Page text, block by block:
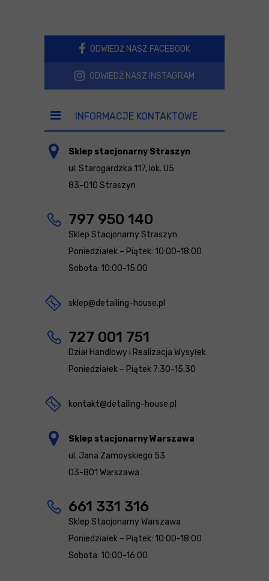
ODWIEDŹ NASZ FACEBOOK
ODWIEDŹ NASZ INSTAGRAM
INFORMACJE KONTAKTOWE
Sklep stacjonarny Straszyn
ul. Starogardzka 117, lok. U5
83-010 Straszyn
797 950 140
Sklep Stacjonarny Straszyn
Poniedziałek – Piątek: 10:00-18:00
Sobota: 10:00-15:00
sklep@detailing-house.pl
727 001 751
Dział Handlowy i Realizacja Wysyłek
Poniedziałek – Piątek 7:30-15.30
kontakt@detailing-house.pl
Sklep stacjonarny Warszawa
ul. Jana Zamoyskiego 53
03-801 Warszawa
661 331 316
Sklep Stacjonarny Warszawa
Poniedziałek – Piątek: 10:00-18:00
Sobota: 10:00-16:00